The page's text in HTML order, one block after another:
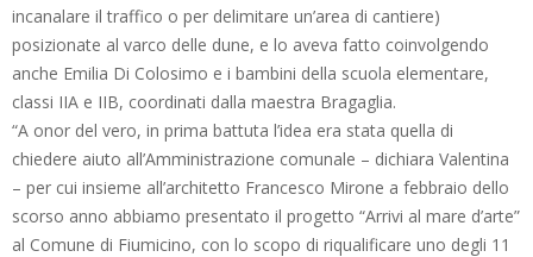
incanalare il traffico o per delimitare un’area di cantiere)
posizionate al varco delle dune, e lo aveva fatto coinvolgendo
anche Emilia Di Colosimo e i bambini della scuola elementare,
classi IIA e IIB, coordinati dalla maestra Bragaglia.
“A onor del vero, in prima battuta l’idea era stata quella di
chiedere aiuto all’Amministrazione comunale – dichiara Valentina
– per cui insieme all’architetto Francesco Mirone a febbraio dello
scorso anno abbiamo presentato il progetto “Arrivi al mare d’arte”
al Comune di Fiumicino, con lo scopo di riqualificare uno degli 11